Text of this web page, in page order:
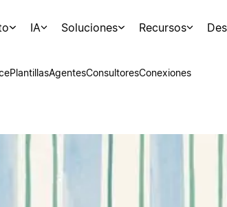
IA Soluciones Recursos
PlantillasAgentesConsultoresConexiones